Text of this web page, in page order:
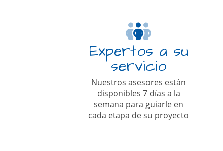
Expertos a su
servicio
Nuestros asesores están
disponibles 7 días a la
semana para guiarle en
cada etapa de su proyecto